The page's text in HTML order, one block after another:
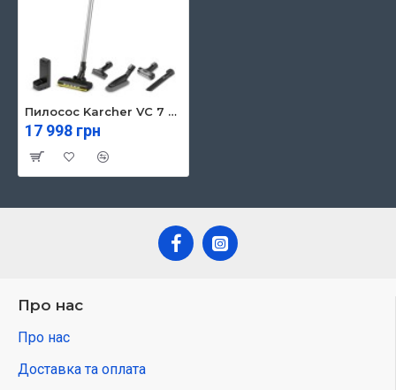
Пилосос Karcher VC 7 Cordless yourMax (1.198-710.0)
17 998 грн
Про нас
Про нас
Доставка та оплата